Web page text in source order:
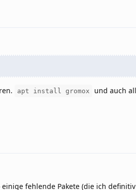
apt install gromox
und auch
fehlende Pakete (die ich